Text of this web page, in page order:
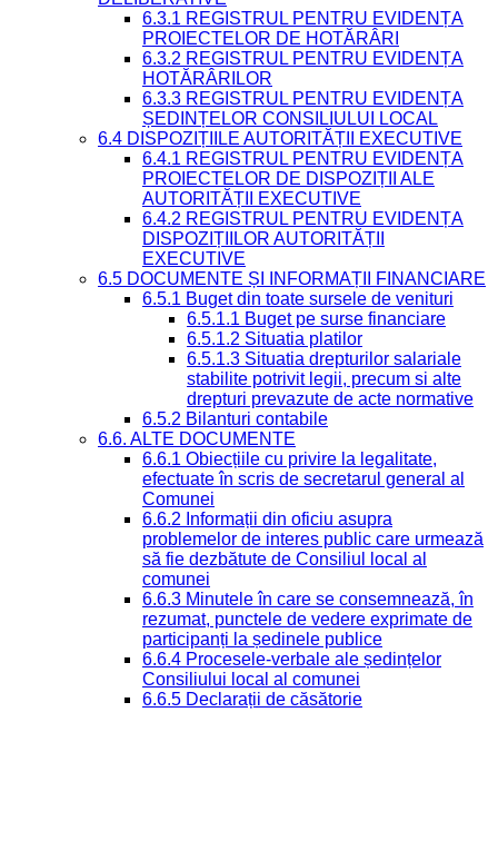
6.3.1 REGISTRUL PENTRU EVIDENȚA
PROIECTELOR DE HOTĂRÂRI
6.3.2 REGISTRUL PENTRU EVIDENȚA
HOTĂRÂRILOR
6.3.3 REGISTRUL PENTRU EVIDENȚA
ȘEDINȚELOR CONSILIULUI LOCAL
6.4 DISPOZIȚIILE AUTORITĂȚII EXECUTIVE
6.4.1 REGISTRUL PENTRU EVIDENȚA
PROIECTELOR DE DISPOZIȚII ALE
AUTORITĂȚII EXECUTIVE
6.4.2 REGISTRUL PENTRU EVIDENȚA
DISPOZIȚIILOR AUTORITĂȚII
EXECUTIVE
6.5 DOCUMENTE ȘI INFORMAȚII FINANCIARE
6.5.1 Buget din toate sursele de venituri
6.5.1.1 Buget pe surse financiare
6.5.1.2 Situatia platilor
6.5.1.3 Situatia drepturilor salariale
stabilite potrivit legii, precum si alte
drepturi prevazute de acte normative
6.5.2 Bilanturi contabile
6.6. ALTE DOCUMENTE
6.6.1 Obiecțiile cu privire la legalitate,
efectuate în scris de secretarul general al
Comunei
6.6.2 Informații din oficiu asupra
problemelor de interes public care urmează
să fie dezbătute de Consiliul local al
comunei
6.6.3 Minutele în care se consemnează, în
rezumat, punctele de vedere exprimate de
participanți la ședinele publice
6.6.4 Procesele-verbale ale ședințelor
Consiliului local al comunei
6.6.5 Declarații de căsătorie